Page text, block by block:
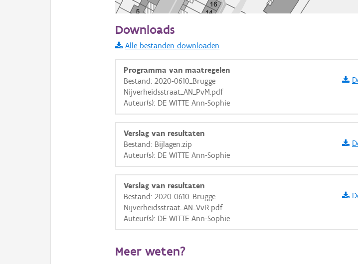
Informatie Vlaanderen
i
+ −
Basis Lagen
OSM-Basiskaart
Ortho
GRB-Basiskaart
Downloads
Alle bestanden downloaden
Programma van maatregelen
Bestand: 2020-0610_Brugge
Nijverheidsstraat_AN_PvM.pdf
Auteur(s): DE WITTE Ann-Sophie
Verslag van resultaten
Bestand: Bijlagen.zip
Auteur(s): DE WITTE Ann-Sophie
Verslag van resultaten
Bestand: 2020-0610_Brugge
Nijverheidsstraat_AN_VvR.pdf
Auteur(s): DE WITTE Ann-Sophie
Meer weten?